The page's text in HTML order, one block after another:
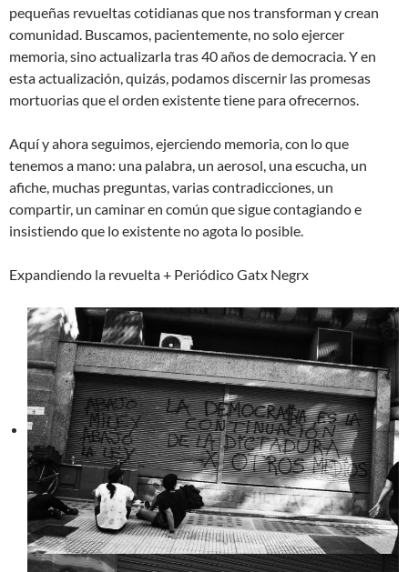
pequeñas revueltas cotidianas que nos transforman y crean
comunidad. Buscamos, pacientemente, no solo ejercer
memoria, sino actualizarla tras 40 años de democracia. Y en
esta actualización, quizás, podamos discernir las promesas
mortuorias que el orden existente tiene para ofrecernos.
Aquí y ahora seguimos, ejerciendo memoria, con lo que
tenemos a mano: una palabra, un aerosol, una escucha, un
afiche, muchas preguntas, varias contradicciones, un
compartir, un caminar en común que sigue contagiando e
insistiendo que lo existente no agota lo posible.
Expandiendo la revuelta + Periódico Gatx Negrx